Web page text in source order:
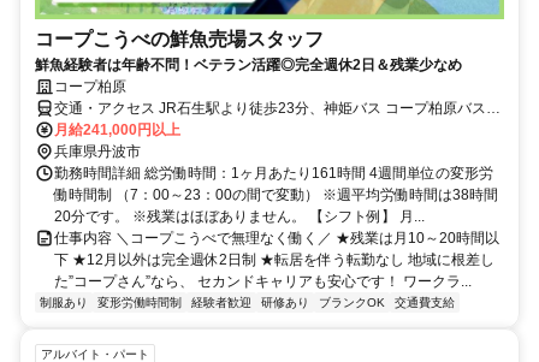
コープこうべの鮮魚売場スタッフ
鮮魚経験者は年齢不問！ベテラン活躍◎完全週休2日＆残業少なめ
コープ柏原
交通・アクセス JR石生駅より徒歩23分、神姫バス コープ柏原バス停
より徒歩3分
月給241,000円以上
兵庫県丹波市
勤務時間詳細 総労働時間：1ヶ月あたり161時間 4週間単位の変形労
働時間制 （7：00～23：00の間で変動） ※週平均労働時間は38時間
20分です。 ※残業はほぼありません。 【シフト例】 月...
仕事内容 ＼コープこうべで無理なく働く／ ★残業は月10～20時間以
下 ★12月以外は完全週休2日制 ★転居を伴う転勤なし 地域に根差し
た”コープさん”なら、 セカンドキャリアも安心です！ ワークラ...
制服あり 変形労働時間制 経験者歓迎 研修あり ブランクOK 交通費支給
アルバイト・パート